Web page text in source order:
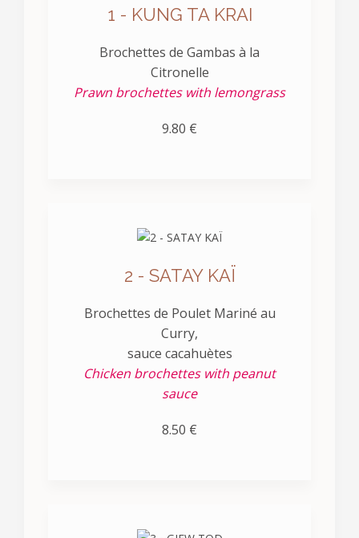
1 - KUNG TA KRAI
Brochettes de Gambas à la
Citronelle
Prawn brochettes with lemongrass
9.80 €
2 - SATAY KAÏ
Brochettes de Poulet Mariné au
Curry,
sauce cacahuètes
Chicken brochettes with peanut
sauce
8.50 €